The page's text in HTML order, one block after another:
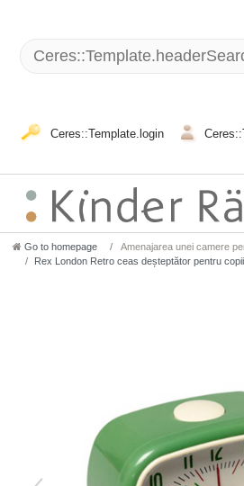
Ceres::Template.login
Go to homepage
Amenajarea unei camere
Rex London Retro ceas deșteptător pentru